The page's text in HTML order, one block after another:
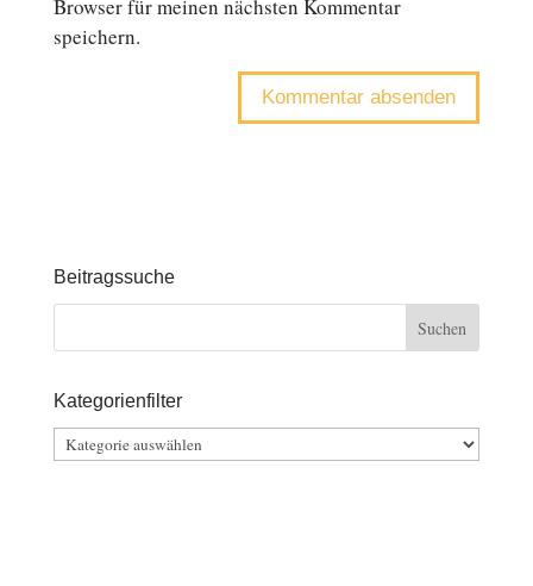
Browser für meinen nächsten Kommentar
speichern.
Beitragssuche
Kategorienfilter
Kategorienfilter